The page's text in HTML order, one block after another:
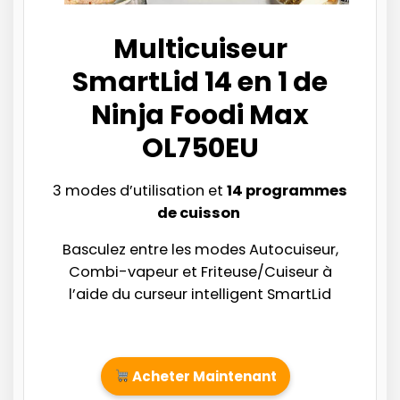
Multicuiseur
SmartLid 14 en 1 de
Ninja Foodi Max
OL750EU
3 modes d’utilisation et 14 programmes
de cuisson
Basculez entre les modes Autocuiseur,
Combi-vapeur et Friteuse/Cuiseur à
l’aide du curseur intelligent SmartLid
Acheter Maintenant